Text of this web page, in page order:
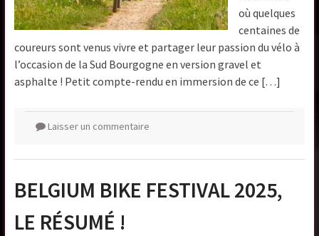
où quelques
centaines de
coureurs sont venus vivre et partager leur passion du vélo à
l’occasion de la Sud Bourgogne en version gravel et
asphalte ! Petit compte-rendu en immersion de ce […]
Laisser un commentaire
BELGIUM BIKE FESTIVAL 2025,
LE RÉSUMÉ !